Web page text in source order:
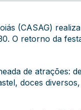
(CASAG)
O retorno da
de atrações:
doces